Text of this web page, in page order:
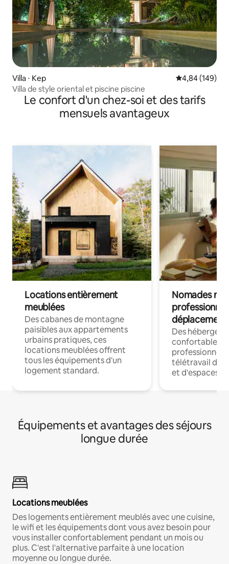
Villa ⋅ Kep Évaluation
4,84 (149)
Villa de style oriental et piscine piscine
Le confort d'un chez-soi et des tarifs
mensuels avantageux
Locations entièrement
meublées
Des cabanes de montagne
paisibles aux appartements
urbains pratiques, ces
locations meublées offrent
tous les équipements d'un
logement standard.
Nomades
déplacement
Des
confortables
professionnels
télétravail
et d'espaces
Équipements et avantages des séjours
longue durée
Locations meublées
Des logements entièrement meublés avec une cuisine,
le wifi et les équipements dont vous avez besoin pour
vous installer confortablement pendant un mois ou
plus. C'est l'alternative parfaite à une location
moyenne ou longue durée.